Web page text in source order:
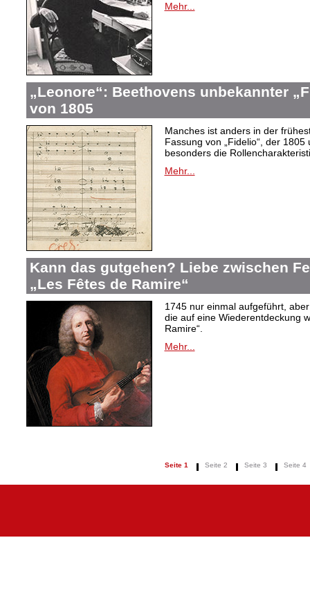
Mehr...
„Leonore“: Beethovens unbekannter
von 1805
Manches ist anders in der
Fassung von „Fidelio“, der 1805
besonders die
Mehr...
Kann das gutgehen? Liebe zwischen
„Les Fêtes de Ramire“
1745 nur einmal aufgeführt,
die auf eine Wiederentdeckung
Ramire“.
Mehr...
Seite 1 Seite 2 Seite 3 Seite 4